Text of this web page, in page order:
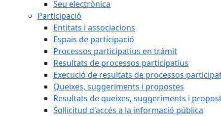
Seu electrònica
Participació
Entitats i associacions
Espais de participació
Processos participatius en tràmit
Resultats de processos participatius
Execució de resultats de processos
Queixes, suggeriments i propostes
Resultats de queixes, suggeriments i
Sol·licitud d'accés a la informació pública